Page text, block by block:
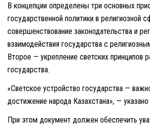
В концепции определены три основных
государственной политики в религиозной
совершенствование законодательства и
взаимодействия государства с
Второе — укрепление светских принципов
государства.
«Светское устройство государства —
достижение народа Казахстана», —
При этом документ должен обеспечить